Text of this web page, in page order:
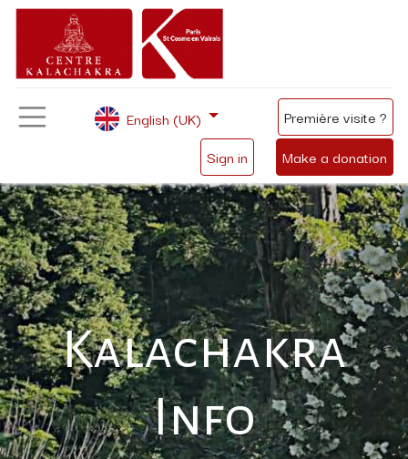
Sign in Make a donation
English (UK) Première visite ?
Kalachakra
Info